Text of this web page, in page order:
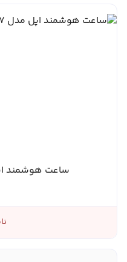
ساعت هوشمند اپل سری 7